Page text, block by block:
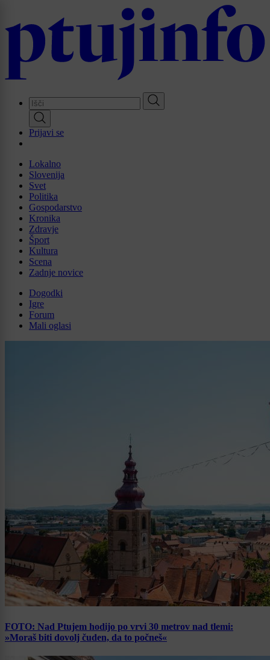
main
Prijavi se
Lokalno
Slovenija
Svet
Politika
Gospodarstvo
Kronika
Zdravje
Šport
Kultura
Scena
Zadnje novice
Dogodki
Igre
Forum
Mali oglasi
FOTO: Nad Ptujem hodijo po vrvi 30 metrov nad tlemi:
»Moraš biti dovolj čuden, da to počneš«